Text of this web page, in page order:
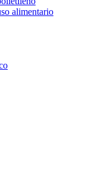
alimentario